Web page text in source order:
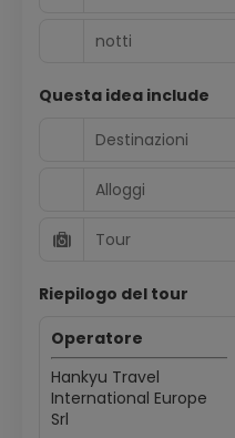
notti
Questa idea include
Destinazioni
Alloggi
Tour
Riepilogo del tour
Operatore
Hankyu Travel
International Europe
Srl